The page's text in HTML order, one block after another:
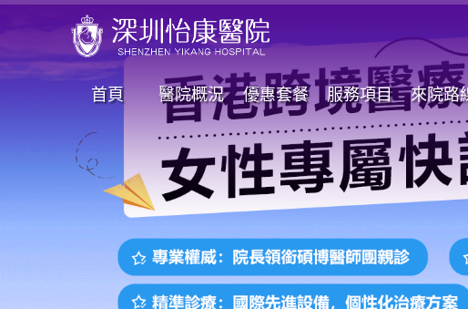
首頁 醫院概況 優惠套餐 服務項目 來院路